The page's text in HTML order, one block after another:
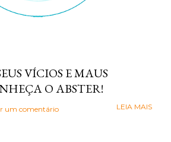
VÍCIOS E MAUS
O ABSTER!
um comentário LEIA MAIS